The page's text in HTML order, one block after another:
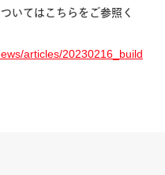
いてはこちらをご参照く
articles/20230216_build